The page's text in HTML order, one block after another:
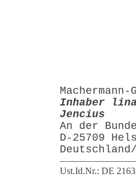
Machermann-
Inhaber lina
Jencius
An der
D-25709
Deutschland/
Ust.Id.Nr.: DE